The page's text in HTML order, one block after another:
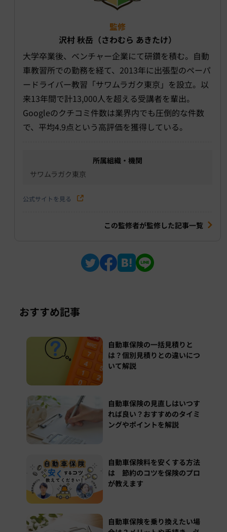
監修
沢村 秋岳（さわむら あきたけ）
大学卒業後、ベンチャー企業にて研鑽を積む。自動
車教習所での勤務を経て、2013年に出張型のペーパ
ードライバー教習 「サワムラガク東京」 を設立。以
来13年間で計13,000人を超える受講者を輩出。
Googleのクチコミ件数は業界内でも圧倒的な件数
で、平均4.9点という高評価を獲得している。
所属組織・機関
サワムラガク東京
公式サイトを見る
この監修者が監修した記事一覧
おすすめ記事
自動車保険の一括見積りと
は？個別見積りとの違いにつ
いて解説
自動車保険の見直しはいつす
れば良い？おすすめのタイミ
ングやポイントを解説
自動車保険料を安くする方法
は 節約のコツを保険のプロ
が教えます
自動車保険を乗り換えたい場